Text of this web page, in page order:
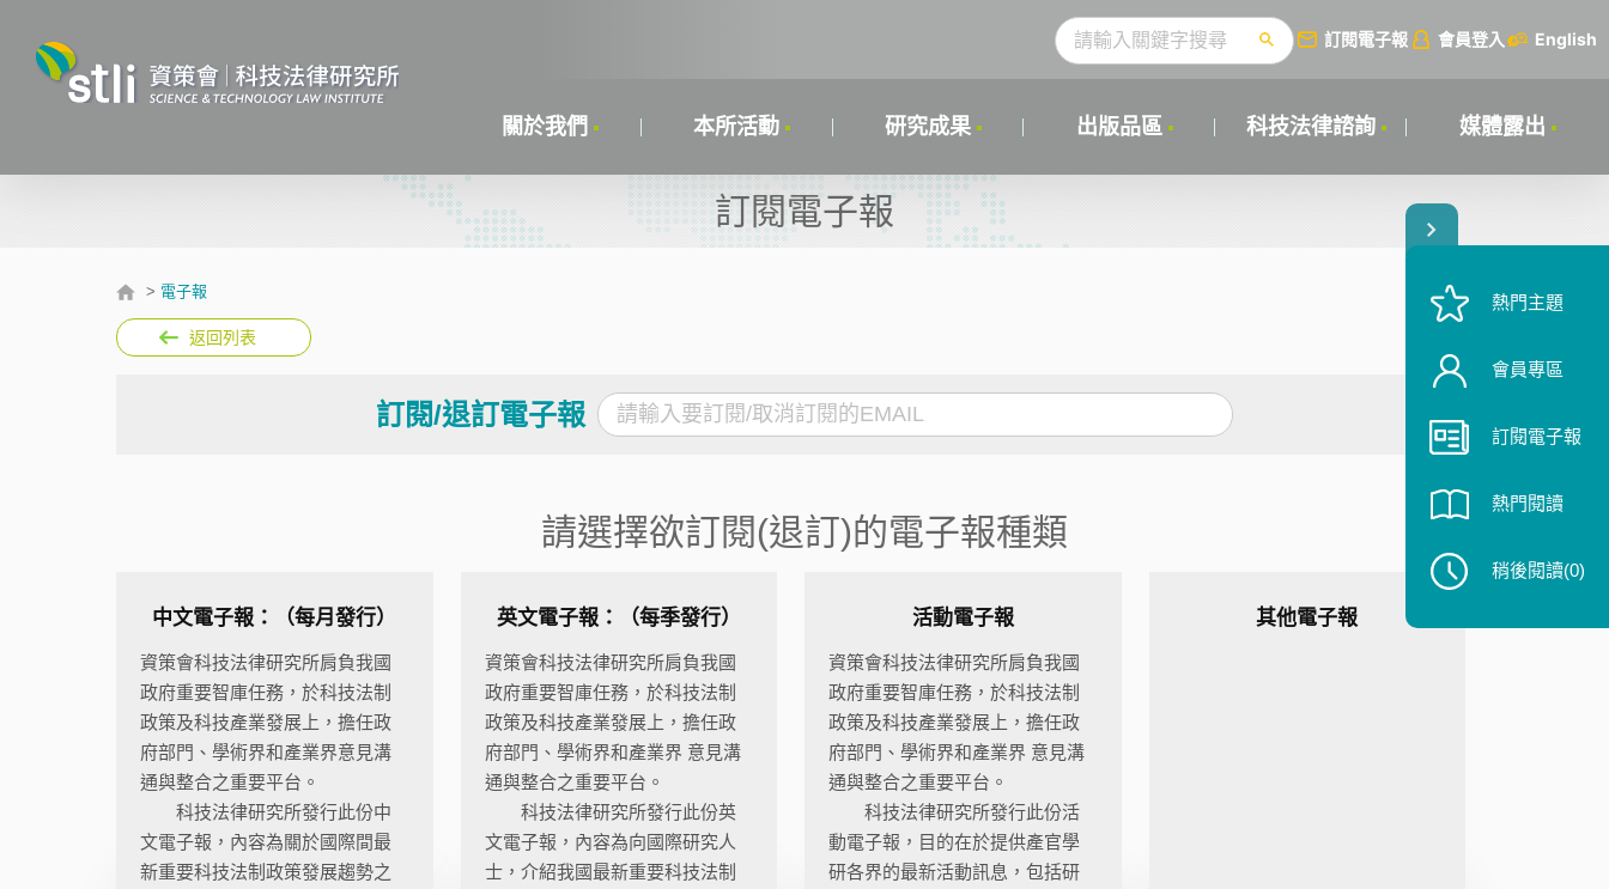
訂閱電子報 會員登入 English
關於我們 本所活動 研究成果 出版品區 科技法律諮詢 媒體露出
訂閱電子報
> 電子報
返回列表
訂閱/退訂電子報
請選擇欲訂閱(退訂)的電子報種類
中文電子報：（每月發行）
資策會科技法律研究所肩負我國
政府重要智庫任務，於科技法制
政策及科技產業發展上，擔任政
府部門、學術界和產業界意見溝
通與整合之重要平台。
科技法律研究所發行此份中
文電子報，內容為關於國際間最
新重要科技法制政策發展趨勢之
英文電子報：（每季發行）
資策會科技法律研究所肩負我國
政府重要智庫任務，於科技法制
政策及科技產業發展上，擔任政
府部門、學術界和產業界 意見溝
通與整合之重要平台。
科技法律研究所發行此份英
文電子報，內容為向國際研究人
士，介紹我國最新重要科技法制
活動電子報
資策會科技法律研究所肩負我國
政府重要智庫任務，於科技法制
政策及科技產業發展上，擔任政
府部門、學術界和產業界 意見溝
通與整合之重要平台。
科技法律研究所發行此份活
動電子報，目的在於提供產官學
研各界的最新活動訊息，包括研
其他電子報
熱門主題
會員專區
訂閱電子報
熱門閱讀
稍後閱讀(0)